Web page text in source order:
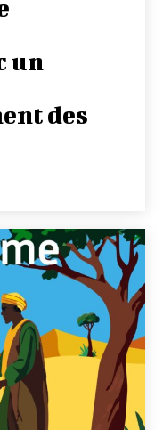
un
des